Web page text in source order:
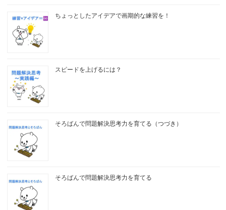
ちょっとしたアイデアで画期的な練習を！
スピードを上げるには？
そろばんで問題解決思考力を育てる（つづき）
そろばんで問題解決思考力を育てる